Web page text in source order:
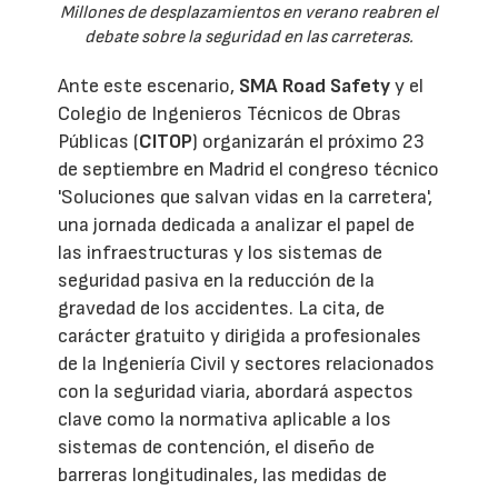
Millones de desplazamientos en verano reabren el
debate sobre la seguridad en las carreteras.
Ante este escenario, SMA Road Safetyy el
Colegio de Ingenieros Técnicos de Obras
Públicas (CITOP) organizarán el próximo 23
de septiembre en Madrid el congreso técnico
'Soluciones que salvan vidas en la carretera',
una jornada dedicada a analizar el papel de
las infraestructuras y los sistemas de
seguridad pasiva en la reducción de la
gravedad de los accidentes. La cita, de
carácter gratuito y dirigida a profesionales
de la Ingeniería Civil y sectores relacionados
con la seguridad viaria, abordará aspectos
clave como la normativa aplicable a los
sistemas de contención, el diseño de
barreras longitudinales, las medidas de